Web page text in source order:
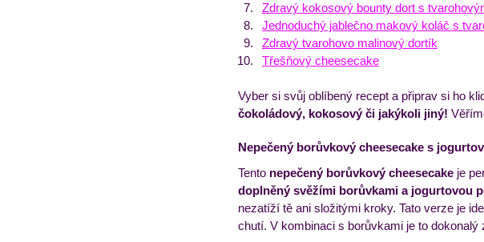
Zdravý kokosový bounty dort s
Jednoduchý jablečno makový koláč s
Zdravý tvarohovo malinový dortík
Třešňový cheesecake
Vyber si svůj oblíbený recept a připrav si ho
čokoládový, kokosový či jakýkoli jiný!
Nepečený borůvkový cheesecake s
Tento nepečený borůvkový cheesecake je
doplněný svěžími borůvkami a jogurtovou
nezatíží tě ani složitými kroky. Tato verze je
chutí. V kombinaci s borůvkami je to dokonalý